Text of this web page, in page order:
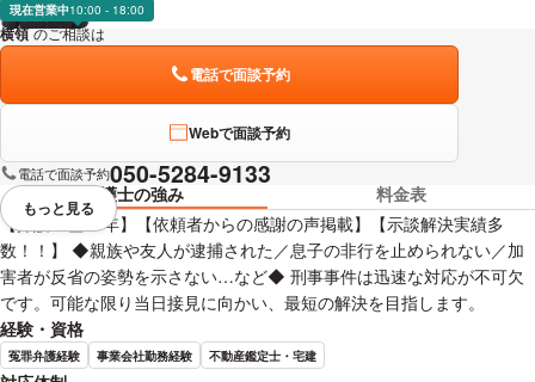
現在営業中10:00 - 18:00
横領 のご相談は
電話で面談予約
Webで面談予約
電話で面談予約050-5284-9133
弁護士の強み
料金表
【弁護士歴30年】【依頼者からの感謝の声掲載】【示談解決実績多
数！！】 ◆親族や友人が逮捕された／息子の非行を止められない／加
害者が反省の姿勢を示さない…など◆ 刑事事件は迅速な対応が不可欠
です。可能な限り当日接見に向かい、最短の解決を目指します。
経験・資格
冤罪弁護経験 事業会社勤務経験 不動産鑑定士・宅建
視覚的に省略されている要素を
もっと見る